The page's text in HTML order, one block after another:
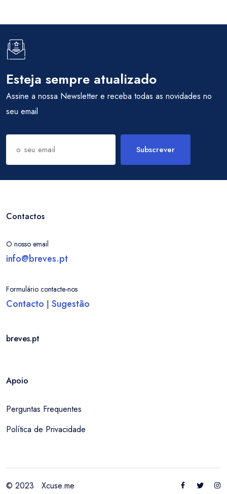
Entrar / Criar Conta Localidade
Esteja sempre atualizado
Assine a nossa Newsletter e receba todas as novidades no
seu email
Subscrever
Contactos
O nosso email
info@breves.pt
Formulário contacte-nos
Contacto | Sugestão
breves.pt
Apoio
Perguntas Frequentes
Política de Privacidade
© 2023 Xcuse.me